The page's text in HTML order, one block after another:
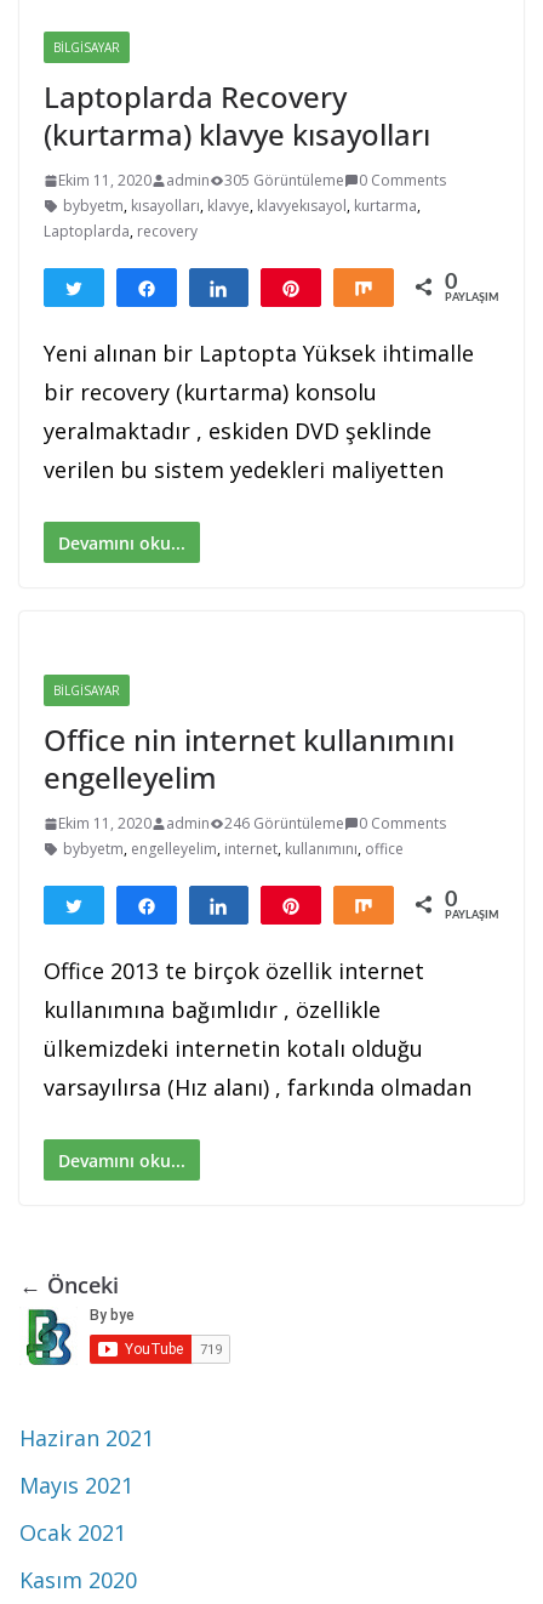
BILGISAYAR
Laptoplarda Recovery
(kurtarma) klavye kısayolları
Ekim 11, 2020 admin 305 Görüntüleme
0 Comments
bybyetm, kısayolları, klavye, klavyekısayol, kurtarma,
Laptoplarda, recovery
Tweetle Paylaş Paylaş Paylaş 0
PAYLAŞIMLAR
Yeni alınan bir Laptopta Yüksek ihtimalle
bir recovery (kurtarma) konsolu
yeralmaktadır , eskiden DVD şeklinde
verilen bu sistem yedekleri maliyetten
Devamını oku...
BILGISAYAR
Office nin internet kullanımını
engelleyelim
Ekim 11, 2020 admin 246 Görüntüleme
0 Comments
bybyetm, engelleyelim, internet, kullanımını, office
Tweetle Paylaş Paylaş Paylaş 0
PAYLAŞIMLAR
Office 2013 te birçok özellik internet
kullanımına bağımlıdır , özellikle
ülkemizdeki internetin kotalı olduğu
varsayılırsa (Hız alanı) , farkında olmadan
Devamını oku...
← Önceki
Haziran 2021
Mayıs 2021
Ocak 2021
Kasım 2020